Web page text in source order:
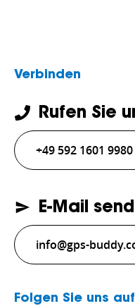
Verbinden
Rufen Sie
+49 592 1601 9980
E-Mail
info@gps-
Folgen Sie uns